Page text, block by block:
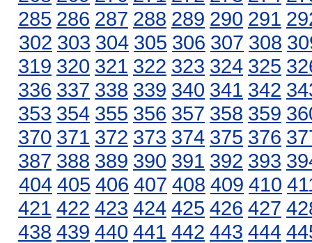
285 286 287 288 289 290 291
302 303 304 305 306 307 308
319 320 321 322 323 324 325
336 337 338 339 340 341 342
353 354 355 356 357 358 359
370 371 372 373 374 375 376
387 388 389 390 391 392 393
404 405 406 407 408 409 410
421 422 423 424 425 426 427
438 439 440 441 442 443 444